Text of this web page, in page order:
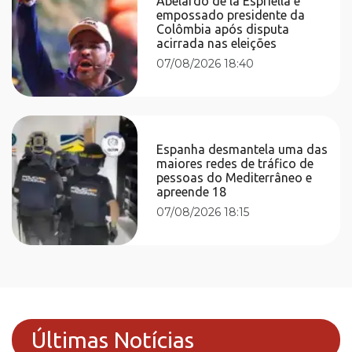
empossado presidente da
Colômbia após disputa
acirrada nas eleições
07/08/2026 18:40
Espanha desmantela uma das
maiores redes de tráfico de
pessoas do Mediterrâneo e
apreende 18
07/08/2026 18:15
Últimas Notícias